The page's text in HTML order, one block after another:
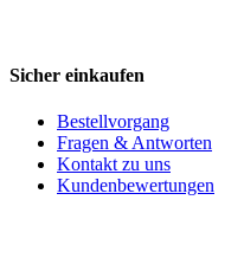
Sicher einkaufen
Bestellvorgang
Fragen & Antworten
Kontakt zu uns
Kundenbewertungen